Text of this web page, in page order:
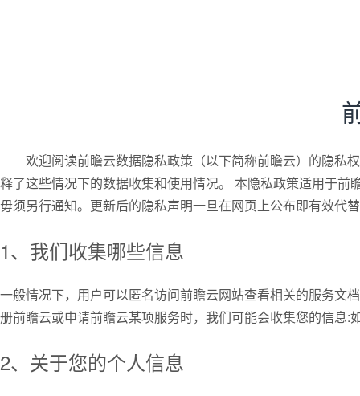
欢迎阅读前瞻云数据隐私政策（以下简称前瞻云）的隐私
释了这些情况下的数据收集和使用情况。 本隐私政策适用于
毋须另行通知。更新后的隐私声明一旦在网页上公布即有效代
1、我们收集哪些信息
一般情况下，用户可以匿名访问前瞻云网站查看相关的服务文
册前瞻云或申请前瞻云某项服务时，我们可能会收集您的信息
2、关于您的个人信息